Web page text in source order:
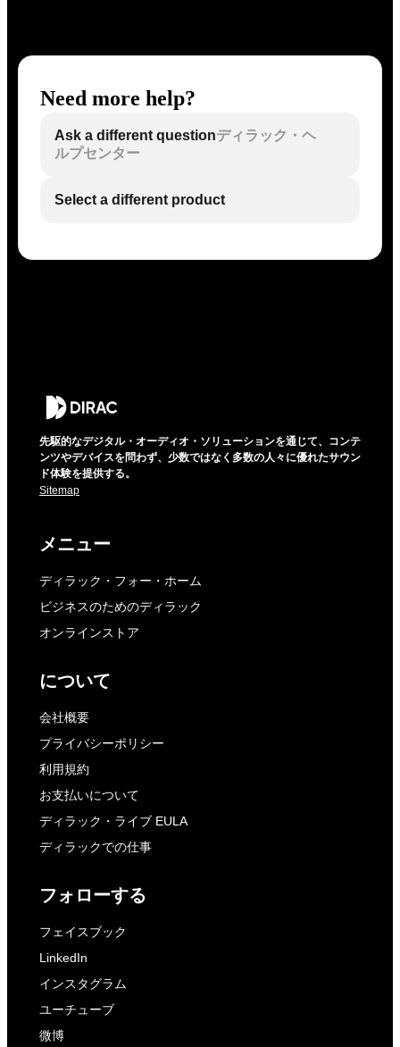
Need more help?
Ask a different questionディラック・ヘ
ルプセンター
Select a different product
先駆的なデジタル・オーディオ・ソリューションを通じて、コンテ
ンツやデバイスを問わず、少数ではなく多数の人々に優れたサウン
ド体験を提供する。
Sitemap
メニュー
ディラック・フォー・ホーム
ビジネスのためのディラック
オンラインストア
について
会社概要
プライバシーポリシー
利用規約
お支払いについて
ディラック・ライブ EULA
ディラックでの仕事
フォローする
フェイスブック
LinkedIn
インスタグラム
ユーチューブ
微博